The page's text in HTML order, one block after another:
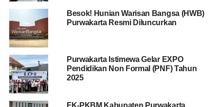
Besok! Hunian Warisan Bangsa (HWB)
Purwakarta Resmi Diluncurkan
Purwakarta Istimewa Gelar EXPO
Pendidikan Non Formal (PNF) Tahun
2025